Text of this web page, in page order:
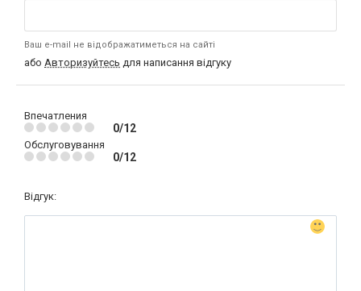
Ваш e-mail не відображатиметься на сайті
або Авторизуйтесь для написання відгуку
Впечатления
0/12
Обслуговування
0/12
Відгук: